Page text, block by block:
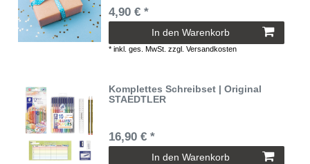
4,90 € *
In den Warenkorb
*inkl. ges. MwSt. zzgl.Versandkosten
Komplettes Schreibset | Original
STAEDTLER
16,90 € *
In den Warenkorb